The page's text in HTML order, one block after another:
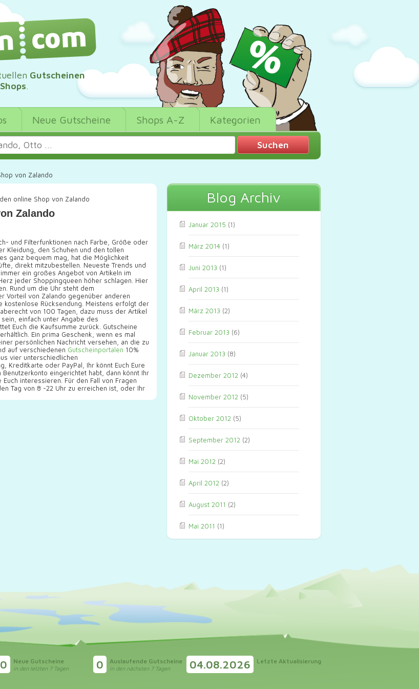
Gutscheinen
.
Neue Gutscheine Shops A-Z Kategorien
von Zalando
online Shop von Zalando
Zalando
und Filterfunktionen nach Farbe, Größe oder
Kleidung, den Schuhen und den tollen
ganz bequem mag, hat die Möglichkeit
direkt mitzubestellen. Neueste Trends und
ein großes Angebot von Artikeln im
jeder Shoppingqueen höher schlagen. Hier
Rund um die Uhr steht dem
Vorteil von Zalando gegenüber anderen
kostenlose Rücksendung. Meistens erfolgt der
von 100 Tagen, dazu muss der Artikel
einfach unter Angabe des
Euch die Kaufsumme zurück. Gutscheine
Ein prima Geschenk, wenn es mal
persönlichen Nachricht versehen, an die zu
auf verschiedenen Gutscheinportalen 10%
vier unterschiedlichen
Kreditkarte oder PayPal, Ihr könnt Euch Eure
eingerichtet habt, dann könnt Ihr
interessieren. Für den Fall von Fragen
Tag von 8 -22 Uhr zu erreichen ist, oder Ihr
Blog Archiv
Januar 2015 (1)
März 2014 (1)
Juni 2013 (1)
April 2013 (1)
März 2013 (2)
Februar 2013 (6)
Januar 2013 (8)
Dezember 2012 (4)
November 2012 (5)
Oktober 2012 (5)
September 2012 (2)
Mai 2012 (2)
April 2012 (2)
August 2011 (2)
Mai 2011 (1)
0 Neue Gutscheine
in den letzten 7 Tagen 0 Auslaufende Gutscheine
in den nächsten 7 Tagen 04.08.2026 Letzte Aktualisierung